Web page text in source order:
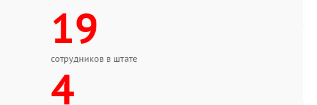
19
сотрудников в штате
4